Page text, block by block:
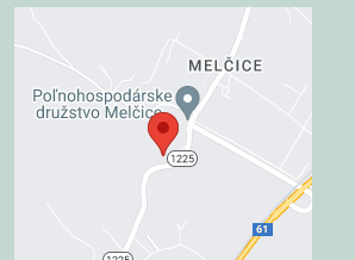
Externý obsah je
blokovaný Voľbami
súkromia
Prajete si načítať externý obsah?
Povoliť tentokrát